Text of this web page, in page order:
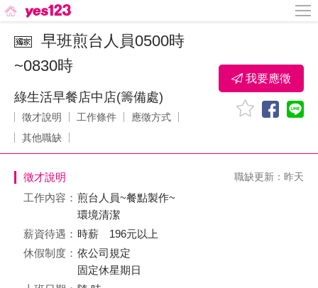
早班煎台人員0500時
~0830時
綠生活早餐店中店(籌備處)
徵才說明 工作條件
應徵方式
其他職缺
我要應徵
徵才說明 職缺更新：昨天
工作內容： 煎台人員~餐點製作~
環境清潔
薪資待遇： 時薪 196元以上
休假制度： 依公司規定
固定休星期日